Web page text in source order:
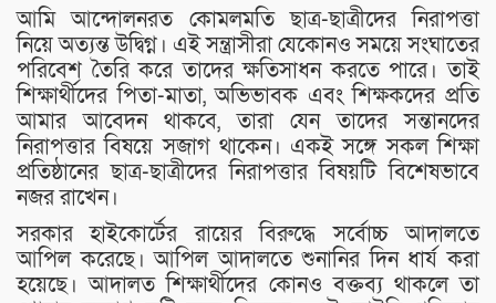
আমি আন্দোলনরত কোমলমতি ছাত্র-ছাত্রীদের নিরাপত্তা
নিয়ে অত্যন্ত উদ্বিগ্ন। এই সন্ত্রাসীরা যেকোনও সময়ে সংঘাতের
পরিবেশ তৈরি করে তাদের ক্ষতিসাধন করতে পারে। তাই
শিক্ষার্থীদের পিতা-মাতা, অভিভাবক এবং শিক্ষকদের প্রতি
আমার আবেদন থাকবে, তারা যেন তাদের সন্তানদের
নিরাপত্তার বিষয়ে সজাগ থাকেন। একই সঙ্গে সকল শিক্ষা
প্রতিষ্ঠানের ছাত্র-ছাত্রীদের নিরাপত্তার বিষয়টি বিশেষভাবে
নজর রাখেন।
সরকার হাইকোর্টের রায়ের বিরুদ্ধে সর্বোচ্চ আদালতে
আপিল করেছে। আপিল আদালতে শুনানির দিন ধার্য করা
হয়েছে। আদালত শিক্ষার্থীদের কোনও বক্তব্য থাকলে তা